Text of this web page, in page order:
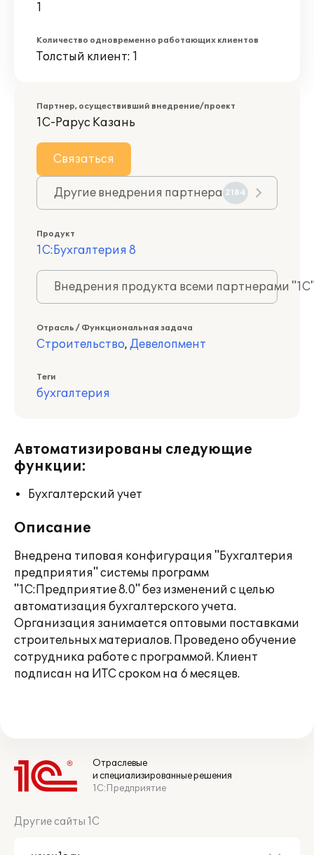
1
Количество одновременно работающих клиентов
Толстый клиент: 1
Партнер, осуществивший внедрение/проект
1С-Рарус Казань
Связаться
Другие внедрения партнера 2184
Продукт
1С:Бухгалтерия 8
Внедрения продукта всеми партнерами
Отрасль / Функциональная задача
Строительство, Девелопмент
Теги
бухгалтерия
Автоматизированы следующие
функции:
Бухгалтерский учет
Описание
Внедрена типовая конфигурация "Бухгалтерия
предприятия" системы программ
"1С:Предприятие 8.0" без изменений с целью
автоматизация бухгалтерского учета.
Организация занимается оптовыми поставками
строительных материалов. Проведено обучение
сотрудника работе с программой. Клиент
подписан на ИТС сроком на 6 месяцев.
Отраслевые
и специализированные решения
1С:Предприятие
Другие сайты 1С